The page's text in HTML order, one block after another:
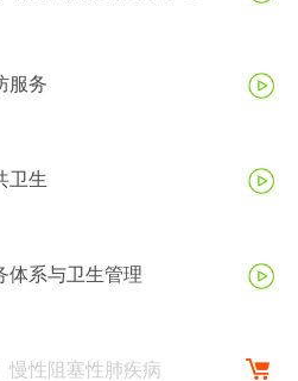
服务
卫生
体系与卫生管理
慢性阻塞性肺疾病